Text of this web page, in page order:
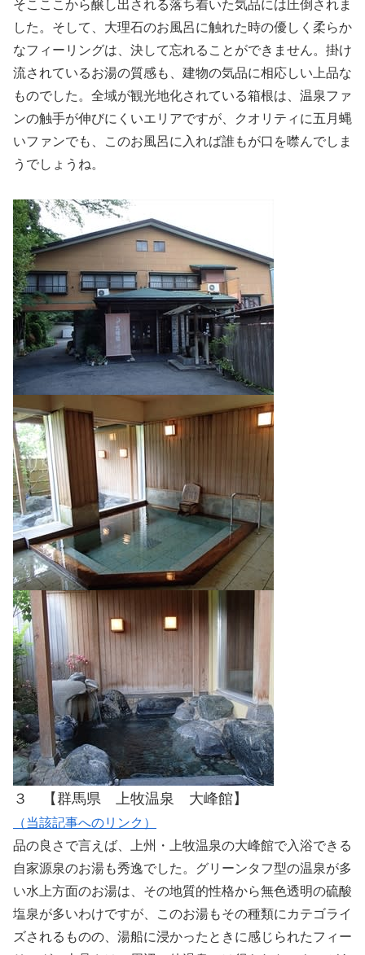
そこここから醸し出される落ち着いた気品には圧倒されま
した。そして、大理石のお風呂に触れた時の優しく柔らか
なフィーリングは、決して忘れることができません。掛け
流されているお湯の質感も、建物の気品に相応しい上品な
ものでした。全域が観光地化されている箱根は、温泉ファ
ンの触手が伸びにくいエリアですが、クオリティに五月蝿
いファンでも、このお風呂に入れば誰もが口を噤んでしま
うでしょうね。
３ 【群馬県 上牧温泉 大峰館】
（当該記事へのリンク）
品の良さで言えば、上州・上牧温泉の大峰館で入浴できる
自家源泉のお湯も秀逸でした。グリーンタフ型の温泉が多
い水上方面のお湯は、その地質的性格から無色透明の硫酸
塩泉が多いわけですが、このお湯もその種類にカテゴライ
ズされるものの、湯船に浸かったときに感じられたフィー